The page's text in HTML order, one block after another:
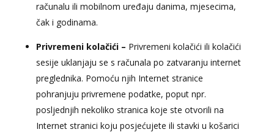
računalu ili mobilnom uređaju danima, mjesecima,
čak i godinama.
Privremeni kolačići – Privremeni kolačići ili kolačići
sesije uklanjaju se s računala po zatvaranju internet
preglednika. Pomoću njih Internet stranice
pohranjuju privremene podatke, poput npr.
posljednjih nekoliko stranica koje ste otvorili na
Internet stranici koju posjećujete ili stavki u košarici